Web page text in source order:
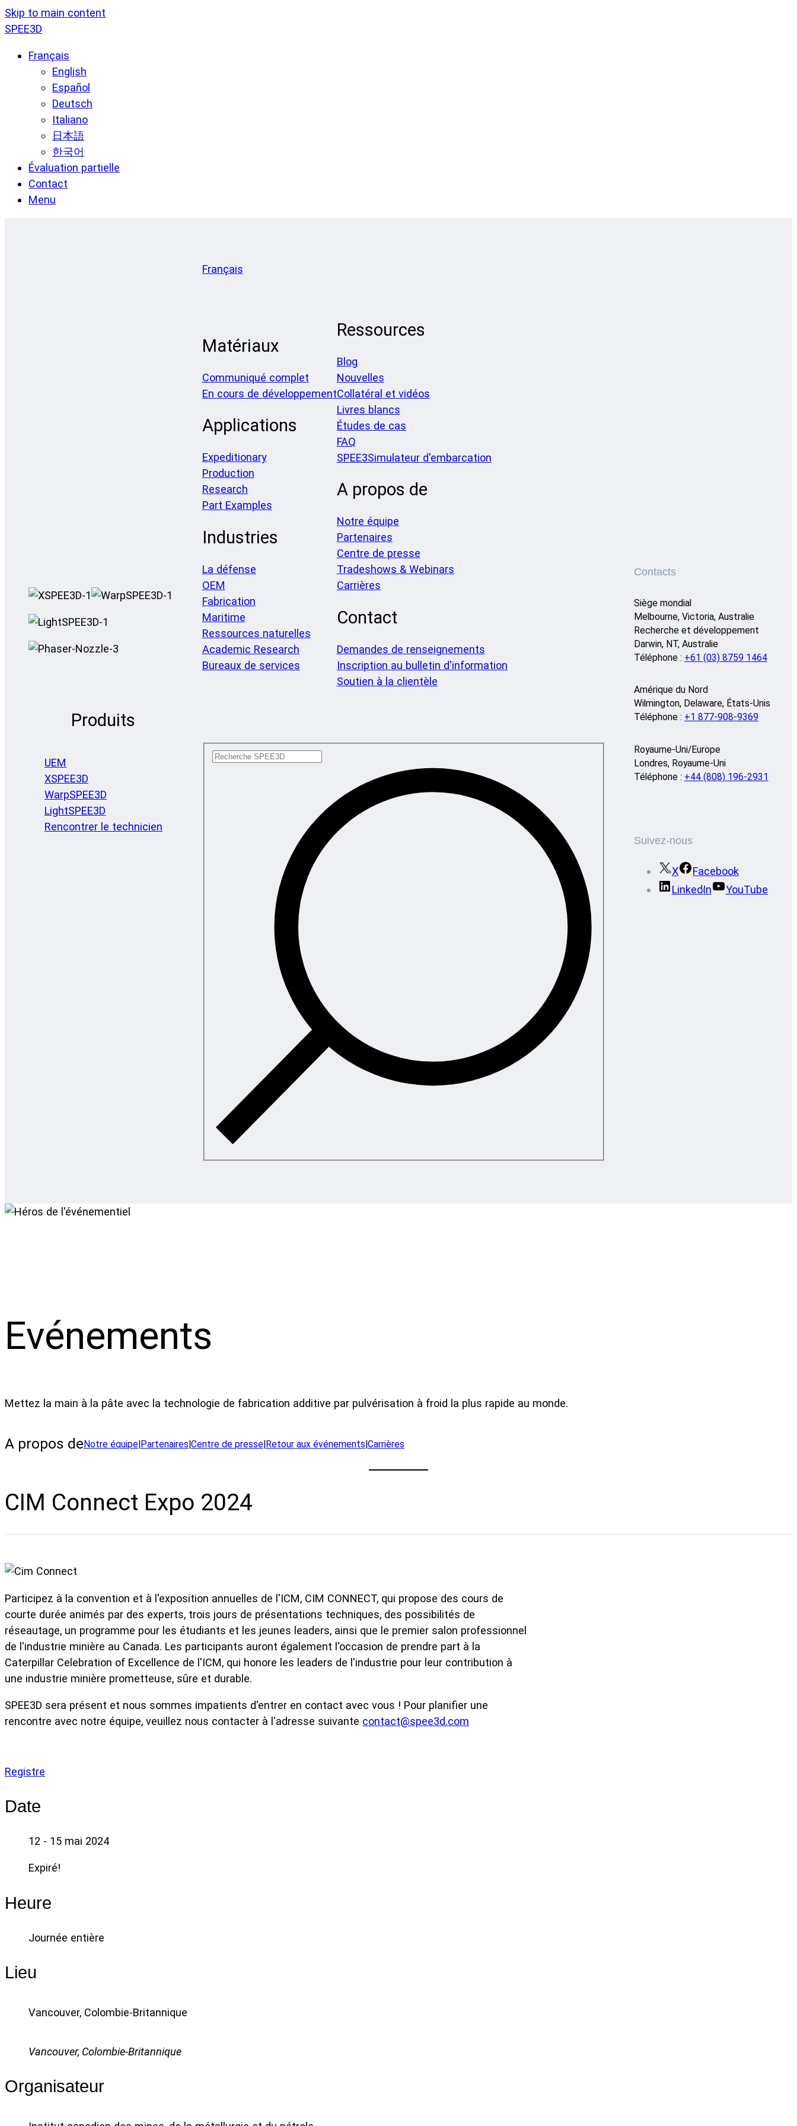
Skip to main content
SPEE3D
Français
English
Español
Deutsch
Italiano
日本語
한국어
Évaluation partielle
Contact
Menu
Produits
UEM
XSPEE3D
WarpSPEE3D
LightSPEE3D
Rencontrer le technicien
Français
Matériaux
Communiqué complet
En cours de développement
Applications
Expeditionary
Production
Research
Part Examples
Industries
La défense
OEM
Fabrication
Maritime
Ressources naturelles
Academic Research
Bureaux de services
Ressources
Blog
Nouvelles
Collatéral et vidéos
Livres blancs
Études de cas
FAQ
SPEE3Simulateur d'embarcation
A propos de
Notre équipe
Partenaires
Centre de presse
Tradeshows & Webinars
Carrières
Contact
Demandes de renseignements
Inscription au bulletin d'information
Soutien à la clientèle
Contacts
Siège mondial
Melbourne, Victoria, Australie
Recherche et développement
Darwin, NT, Australie
Téléphone : +61 (03) 8759 1464
Amérique du Nord
Wilmington, Delaware, États-Unis
Téléphone : +1 877-908-9369
Royaume-Uni/Europe
Londres, Royaume-Uni
Téléphone : +44 (808) 196-2931
Suivez-nous
X
Facebook
LinkedIn
YouTube
Evénements
Mettez la main à la pâte avec la technologie de fabrication additive par pulvérisation à froid la plus rapide au monde.
A propos deNotre équipe|Partenaires|Centre de presse|Retour aux événements|Carrières
CIM Connect Expo 2024
Participez à la convention et à l'exposition annuelles de l'ICM, CIM CONNECT, qui propose des cours de
courte durée animés par des experts, trois jours de présentations techniques, des possibilités de
réseautage, un programme pour les étudiants et les jeunes leaders, ainsi que le premier salon professionnel
de l'industrie minière au Canada. Les participants auront également l'occasion de prendre part à la
Caterpillar Celebration of Excellence de l'ICM, qui honore les leaders de l'industrie pour leur contribution à
une industrie minière prometteuse, sûre et durable.
SPEE3D sera présent et nous sommes impatients d'entrer en contact avec vous ! Pour planifier une
rencontre avec notre équipe, veuillez nous contacter à l'adresse suivante contact@spee3d.com
Registre
Date
12 - 15 mai 2024
Expiré!
Heure
Journée entière
Lieu
Vancouver, Colombie-Britannique
Vancouver, Colombie-Britannique
Organisateur